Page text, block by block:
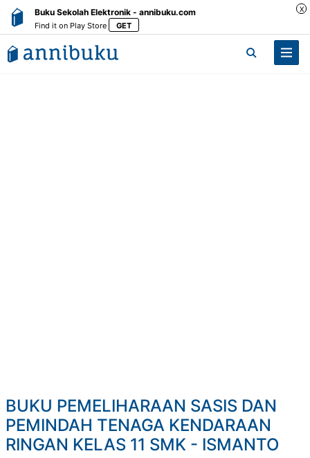
Buku Sekolah Elektronik - annibuku.com
Find it on Play Store GET
X
BUKU PEMELIHARAAN SASIS DAN
PEMINDAH TENAGA KENDARAAN
RINGAN KELAS 11 SMK - ISMANTO